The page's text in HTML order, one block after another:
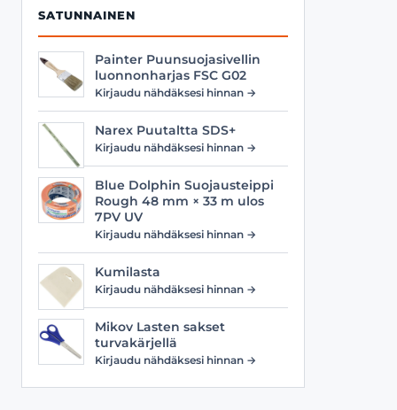
SATUNNAINEN
Painter Puunsuojasivellin
luonnonharjas FSC G02
Kirjaudu nähdäksesi hinnan →
Narex Puutaltta SDS+
Kirjaudu nähdäksesi hinnan →
Blue Dolphin Suojausteippi
Rough 48 mm × 33 m ulos
7PV UV
Kirjaudu nähdäksesi hinnan →
Kumilasta
Kirjaudu nähdäksesi hinnan →
Mikov Lasten sakset
turvakärjellä
Kirjaudu nähdäksesi hinnan →